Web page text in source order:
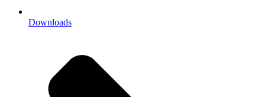
Downloads